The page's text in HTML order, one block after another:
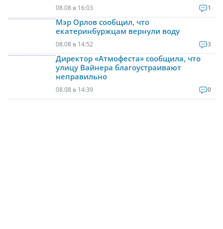
08.08 в 16:03 1
Мэр Орлов сообщил, что
екатеринбуржцам вернули воду
08.08 в 14:52 3
Директор «Атмофеста» сообщила, что
улицу Вайнера благоустраивают
неправильно
08.08 в 14:39 0